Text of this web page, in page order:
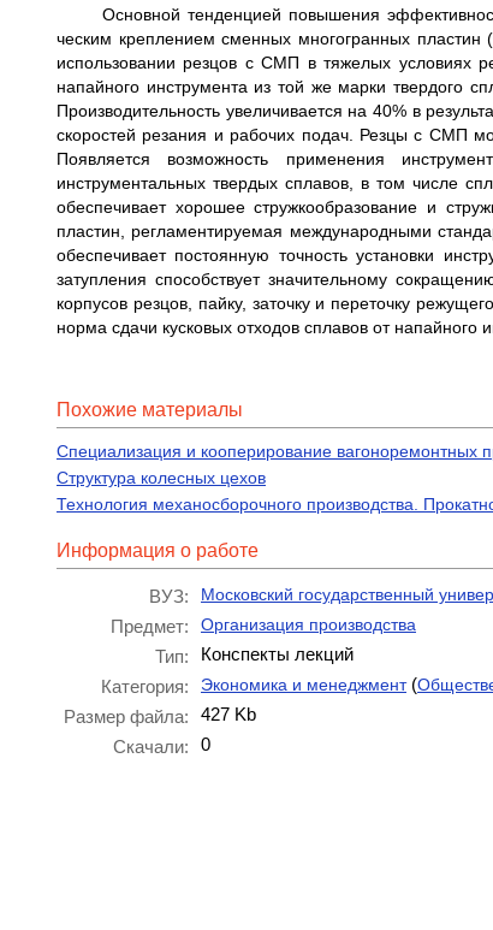
Основной тенденцией повышения
ческим креплением сменных многогранных
использовании резцов с СМП в тяжелых условиях
напайного инструмента из той же марки твердого
Производитель­ность увеличивается на 40% в
ско­ростей резания и рабочих подач. Резцы с СМП
Появляется возможность применения
инструментальных твердых спла­вов, в том числе
обеспечивает хорошее стружкообразование и
пластин, регламентируемая международными
обеспечивает постоянную точность установки
затупления способствует значительному
корпусов резцов, пайку, заточку и переточку
норма сдачи кусковых отходов сплавов от
Похожие материалы
Специализация и кооперирование вагоноремонтных
Структура колесных цехов
Технология механосборочного производства.
Информация о работе
ВУЗ: Московский государственный
Предмет: Организация производства
Тип:
Конспекты лекций
Категория:
Экономика и менеджмент(
Размер файла:
427 Kb
Скачали:
0